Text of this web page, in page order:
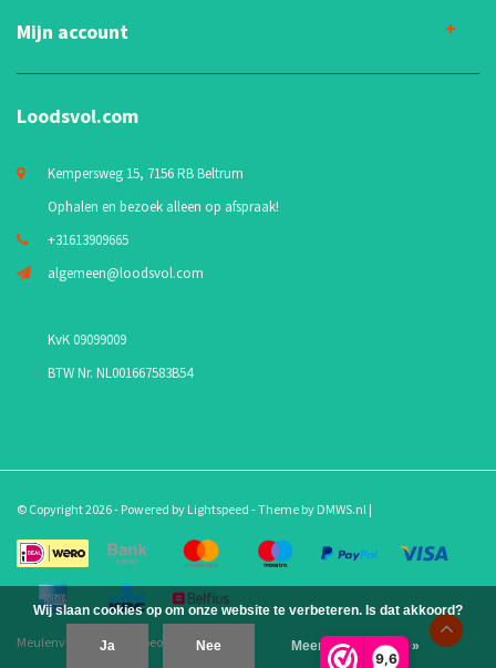
9,6
Mijn account
Loodsvol.com
Kempersweg 15, 7156 RB Beltrum
Ophalen en bezoek alleen op afspraak!
+31613909665
algemeen@loodsvol.com
KvK 09099009
BTW Nr. NL001667583B54
© Copyright 2026 - Powered by Lightspeed - Theme by DMWS.nl |
Meulenveld.com beoordelingen op
Wij slaan cookies op om onze website te verbeteren. Is dat akkoord?
Ja Nee Meer over cookies »